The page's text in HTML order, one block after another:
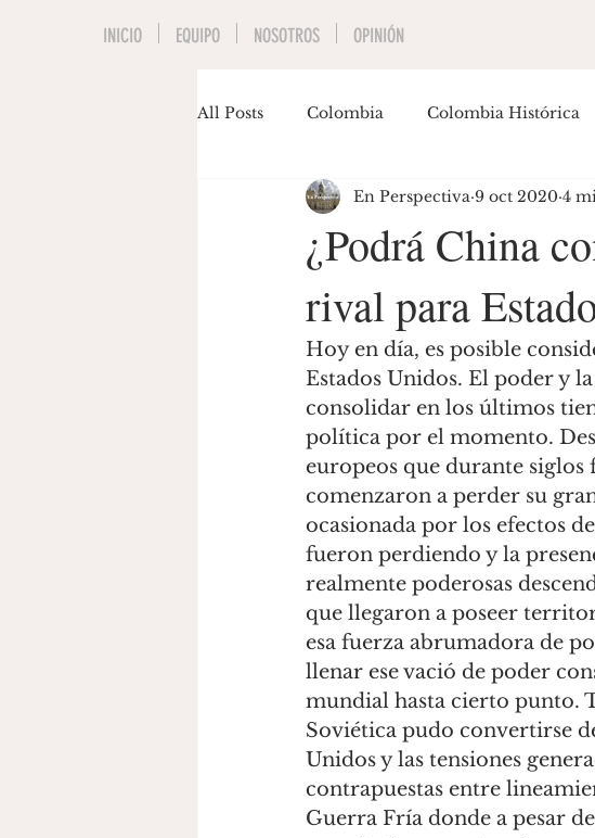
All Posts Colombia Colombia Histórica
Economía Educación
Gastón Siegmund Maria José Hernández
¿Podrá China
rival para
En Perspectiva 9 oct 2020 4
Hoy en día, es posible
Estados Unidos. El poder y
consolidar en los últimos
política por el momento.
europeos que durante
comenzaron a perder su
ocasionada por los efectos
fueron perdiendo y la
realmente poderosas
que llegaron a poseer
esa fuerza abrumadora de
llenar ese vació de poder
mundial hasta cierto punto.
Soviética pudo convertirse
Unidos y las tensiones
contrapuestas entre
Guerra Fría donde a pesar
INICIO EQUIPO NOSOTROS OPINIÓN